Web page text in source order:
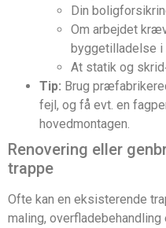
Din
Om arbejdet
byggetilladelse i
At statik og
Tip: Brug
fejl, og få evt. en
hovedmontagen.
Renovering eller
trappe
Ofte kan en eksisterende
maling,